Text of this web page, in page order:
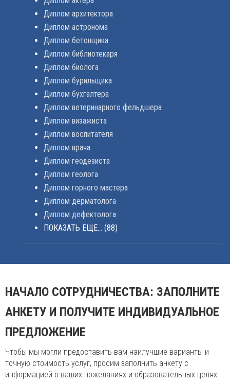
Диплом архитектора
Диплом астронома
Диплом бетонщика
Диплом библиотекаря
Диплом биолога
Диплом бурильщика
Диплом бухгалтера
Диплом ветеринарного фельдшера
Диплом визажиста
Диплом воспитателя
Диплом врача
Диплом геодезиста
Диплом геолога
Диплом горного мастера
Диплом дерматолога
Диплом дефектолога
ПОКАЗАТЬ ЕЩЕ... (88)
НАЧАЛО СОТРУДНИЧЕСТВА: ЗАПОЛНИТЕ
АНКЕТУ И ПОЛУЧИТЕ ИНДИВИДУАЛЬНОЕ
ПРЕДЛОЖЕНИЕ
Чтобы мы могли предоставить вам наилучшие варианты и
точную стоимость услуг, просим заполнить анкету с
информацией о ваших пожеланиях и образовательных целях.